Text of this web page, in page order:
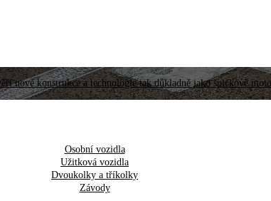
nové konstrukce a technologie tak důkladně jako špičkové
Osobní vozidla
Užitková vozidla
Dvoukolky a tříkolky
Závody